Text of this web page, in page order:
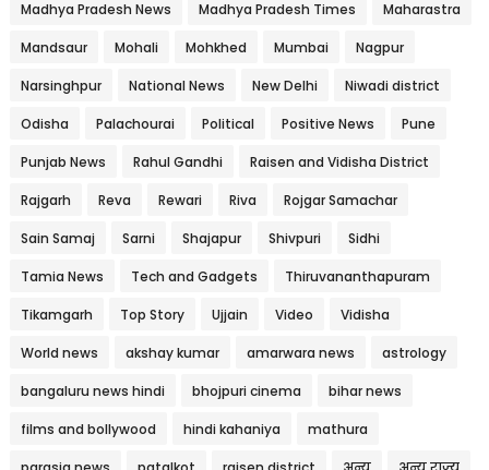
Madhya Pradesh News Madhya Pradesh Times Maharastra
Mandsaur Mohali Mohkhed Mumbai Nagpur
Narsinghpur National News New Delhi Niwadi district
Odisha Palachourai Political Positive News Pune
Punjab News Rahul Gandhi Raisen and Vidisha District
Rajgarh Reva Rewari Riva Rojgar Samachar
Sain Samaj Sarni Shajapur Shivpuri Sidhi
Tamia News Tech and Gadgets Thiruvananthapuram
Tikamgarh Top Story Ujjain Video Vidisha
World news akshay kumar amarwara news astrology
bangaluru news hindi bhojpuri cinema bihar news
films and bollywood hindi kahaniya mathura